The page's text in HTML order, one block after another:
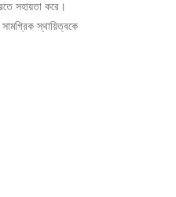
সহায়তা করে।
স্থায়িত্বকে